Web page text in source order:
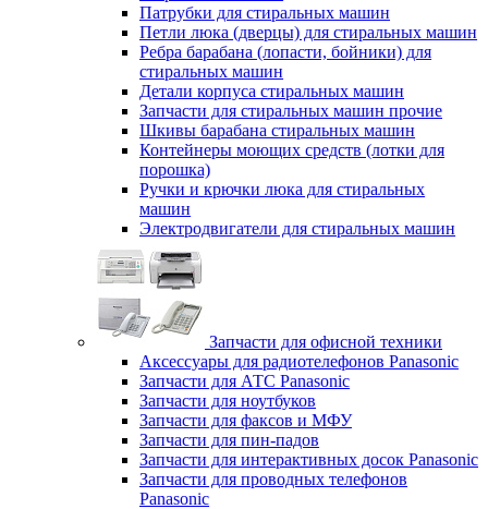
Патрубки для стиральных машин
Петли люка (дверцы) для стиральных машин
Ребра барабана (лопасти, бойники) для
стиральных машин
Детали корпуса стиральных машин
Запчасти для стиральных машин прочие
Шкивы барабана стиральных машин
Контейнеры моющих средств (лотки для
порошка)
Ручки и крючки люка для стиральных
машин
Электродвигатели для стиральных машин
Запчасти для офисной техники
Аксессуары для радиотелефонов Panasonic
Запчасти для АТС Panasonic
Запчасти для ноутбуков
Запчасти для факсов и МФУ
Запчасти для пин-падов
Запчасти для интерактивных досок Panasonic
Запчасти для проводных телефонов
Panasonic